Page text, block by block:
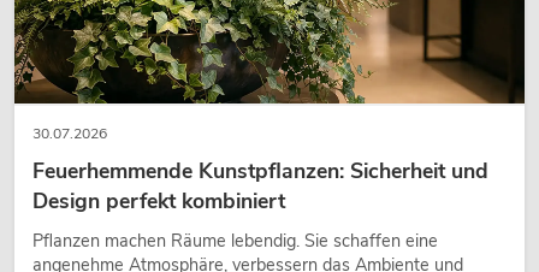
30.07.2026
Feuerhemmende Kunstpflanzen: Sicherheit und
Design perfekt kombiniert
Pflanzen machen Räume lebendig. Sie schaffen eine
angenehme Atmosphäre, verbessern das Ambiente und